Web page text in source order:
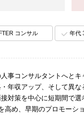
コンサル 年代
事コンサルタントへと
年収アップ、そして異
対策を中心に短期間で
め、早期のプロモーシ